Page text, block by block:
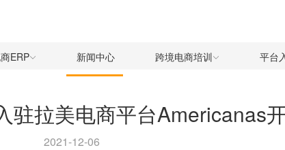
ERP 新闻中心 跨境电商培训 平台
驻拉美电商平台Americanas
2021-12-06